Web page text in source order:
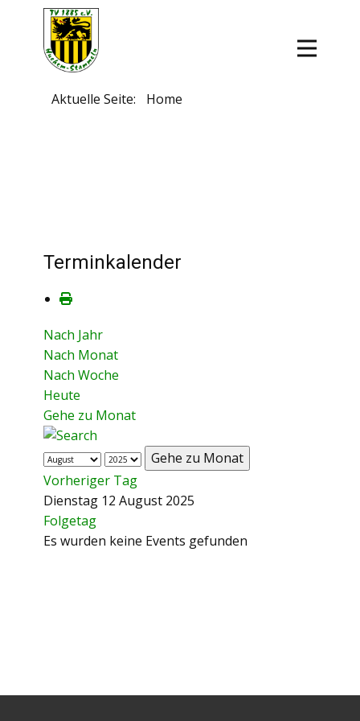
Aktuelle Seite: Home
Terminkalender
Nach Jahr
Nach Monat
Nach Woche
Heute
Gehe zu Monat
Gehe zu Monat
Vorheriger Tag
Dienstag 12 August 2025
Folgetag
Es wurden keine Events gefunden